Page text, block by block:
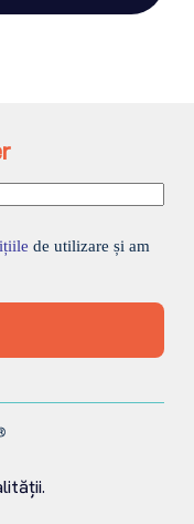
de utilizare și am